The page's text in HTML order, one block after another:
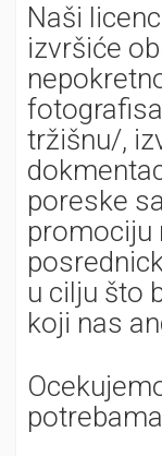
Naši
izvršiće
tržišnu/,
poreske
promociju
u cilju što
koji nas